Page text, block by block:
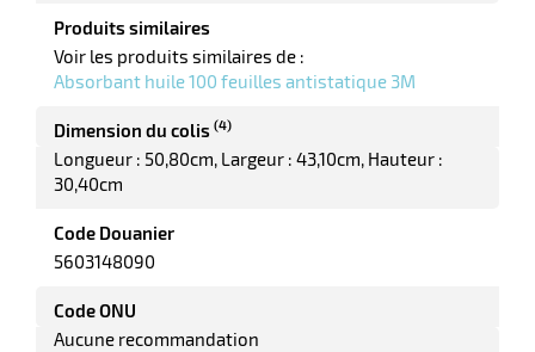
Produits similaires
Voir les produits similaires de :
Absorbant huile 100 feuilles antistatique 3M
Dimension du colis (4)
Longueur : 50,80cm Largeur : 43,10cm Hauteur :
30,40cm
Code Douanier
5603148090
Code ONU
Aucune recommandation